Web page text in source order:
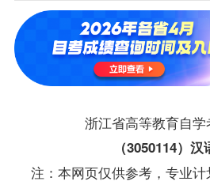
浙江省高等教育自学
（3050114）
注：本网页仅供参考，专业计